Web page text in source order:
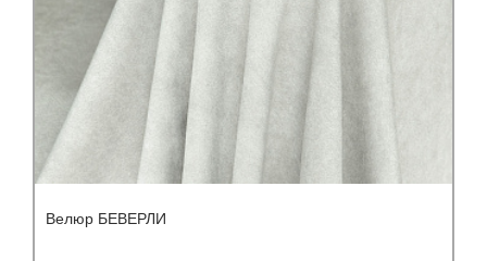
Велюр БЕВЕРЛИ